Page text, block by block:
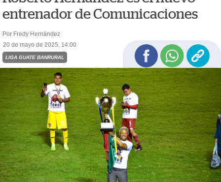
entrenador de Comunicaciones
Por Fredy Hernández
20 de mayo de 2025, 14:00
LIGA GUATE BANRURAL